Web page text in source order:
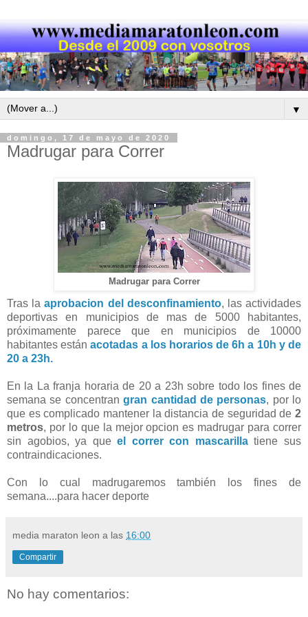
▼
domingo, 17 de mayo de 2020
Madrugar para Correr
Madrugar para Correr
Tras laaprobacion del desconfinamiento, las actividades
deportivas en municipios de mas de 5000 habitantes,
próximamente parece que en municipios de 10000
habitantes estánacotadas a los horarios de 6h a 10h y de
20 a 23h.
En la La franja horaria de 20 a 23h sobre todo los fines de
semana se concentrangran cantidad de personas, por lo
que es complicado mantener la distancia de seguridad de 2
metros, por lo que la mejor opcion es madrugar para correr
sin agobios, ya queel correr con mascarillatiene sus
contraindicaciones.
Con lo cual madrugaremos también los fines de
semana....para hacer deporte
media maraton leon a las 16:00
Compartir
No hay comentarios: